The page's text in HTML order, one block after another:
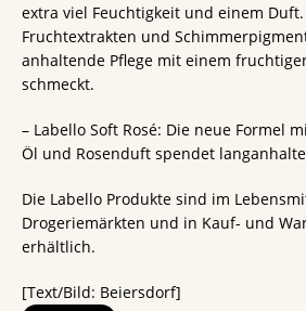
extra viel Feuchtigkeit und einem
Fruchtextrakten und
anhaltende Pflege mit einem
schmeckt.
– Labello Soft Rosé: Die neue Formel
Öl und Rosenduft spendet
Die Labello Produkte sind im
Drogeriemärkten und in Kauf- und
erhältlich.
[Text/Bild: Beiersdorf]